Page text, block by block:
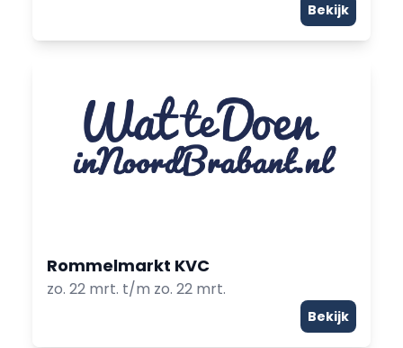
Bekijk
Rommelmarkt KVC
zo. 22 mrt. t/m zo. 22 mrt.
Bekijk